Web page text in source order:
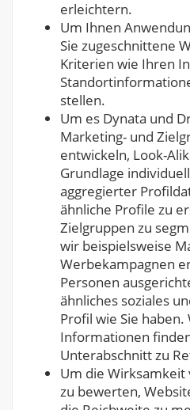
erleichtern.
Um Ihnen
Sie zugeschnittene
Kriterien wie Ihren
stellen.
Um es Dynata und
Marketing- und
entwickeln, Look-
Grundlage
aggregierter
ähnliche Profile zu
Zielgruppen zu
wir beispielsweise
Werbekampagnen
Personen
ähnliches soziales
Profil wie Sie haben.
Informationen
Unterabschnitt zu
Um die
zu bewerten,